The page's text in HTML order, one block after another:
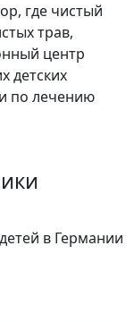
где чистый
трав,
центр
детских
по лечению